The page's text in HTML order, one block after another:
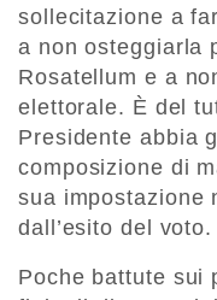
sollecitazione a
a non osteggiarla
Rosatellum e a
elettorale. È del
Presidente abbia
composizione di
sua impostazione
dall’esito del voto.
Poche battute sui